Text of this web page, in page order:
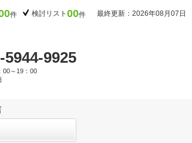
件 検討リスト 00件 最終更新：2026年08月07日
5944-9925
00～19：00